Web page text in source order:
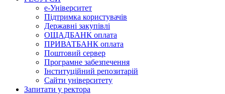
е-Університет
Підтримка користувачів
Державні закупівлі
ОЩАДБАНК оплата
ПРИВАТБАНК оплата
Поштовий сервер
Програмне забезпечення
Інституційний репозитарій
Сайти університету
Запитати у ректора